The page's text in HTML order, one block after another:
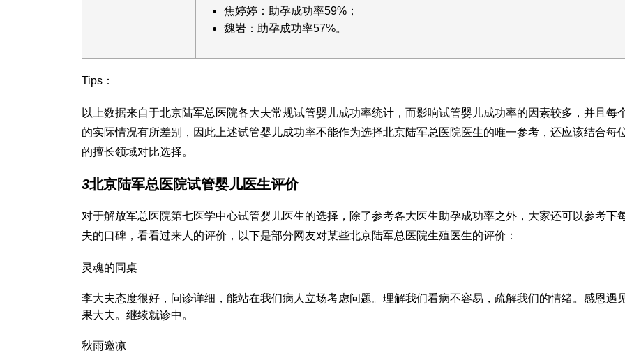
焦婷婷：助孕成功率59%；
魏岩：助孕成功率57%。
Tips：
以上数据来自于北京陆军总医院各大夫常规试管婴儿成功率统计，而影响试管婴儿成功率的因素较多，并且每
的实际情况有所差别，因此上述试管婴儿成功率不能作为选择北京陆军总医院医生的唯一参考，还应该结合每
的擅长领域对比选择。
3北京陆军总医院试管婴儿医生评价
对于解放军总医院第七医学中心试管婴儿医生的选择，除了参考各大医生助孕成功率之外，大家还可以参考下
夫的口碑，看看过来人的评价，以下是部分网友对某些北京陆军总医院生殖医生的评价：
灵魂的同桌
李大夫态度很好，问诊详细，能站在我们病人立场考虑问题。理解我们看病不容易，疏解我们的情绪。感恩遇
果大夫。继续就诊中。
秋雨邀凉